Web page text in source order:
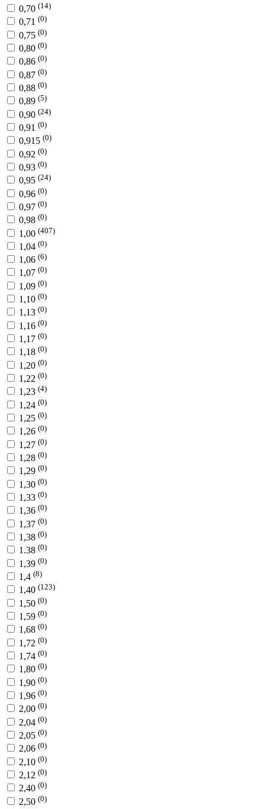
0,70 (14)
0,71 (0)
0,75 (0)
0,80 (0)
0,86 (0)
0,87 (0)
0,88 (0)
0,89 (5)
0,90 (24)
0,91 (0)
0,915 (0)
0,92 (0)
0,93 (0)
0,95 (24)
0,96 (0)
0,97 (0)
0,98 (0)
1,00 (407)
1,04 (0)
1,06 (6)
1,07 (0)
1,09 (0)
1,10 (0)
1,13 (0)
1,16 (0)
1,17 (0)
1,18 (0)
1,20 (0)
1,22 (0)
1,23 (4)
1,24 (0)
1,25 (0)
1,26 (0)
1,27 (0)
1,28 (0)
1,29 (0)
1,30 (0)
1,33 (0)
1,36 (0)
1,37 (0)
1,38 (0)
1.38 (0)
1,39 (0)
1,4 (8)
1,40 (123)
1,50 (0)
1,59 (0)
1,68 (0)
1,72 (0)
1,74 (0)
1,80 (0)
1,90 (0)
1,96 (0)
2,00 (0)
2,04 (0)
2,05 (0)
2,06 (0)
2,10 (0)
2,12 (0)
2,40 (0)
2,50 (0)